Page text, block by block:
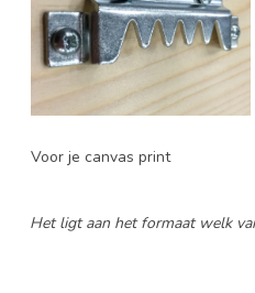
Voor je canvas print
Het ligt aan het formaat welk